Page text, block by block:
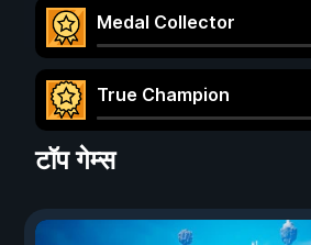
Medal Collector
True Champion
टॉप गेम्स